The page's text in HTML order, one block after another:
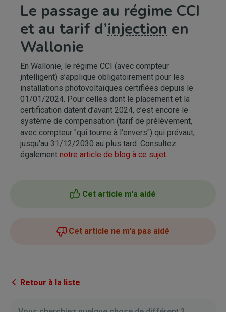
Le passage au régime CCI
et au tarif d’injection en
Wallonie
En Wallonie, le régime CCI (avec compteur
intelligent) s’applique obligatoirement pour les
installations photovoltaïques certifiées depuis le
01/01/2024. Pour celles dont le placement et la
certification datent d’avant 2024, c’est encore le
système de compensation (tarif de prélèvement,
avec compteur "qui tourne à l’envers") qui prévaut,
jusqu'au 31/12/2030 au plus tard. Consultez
également notre article de blog à ce sujet.
Cet article m'a aidé
Cet article ne m'a pas aidé
Retour à la liste